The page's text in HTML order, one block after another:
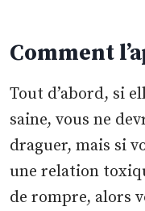
Comment
Tout d’abord, si
saine, vous ne
draguer, mais si
une relation
de rompre, alors